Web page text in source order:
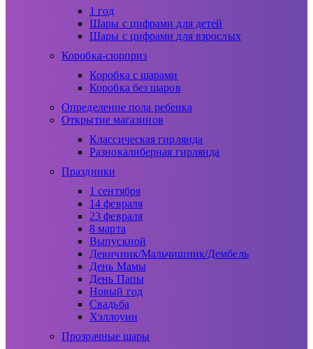
1 год
Шары с цифрами для детей
Шары с цифрами для взрослых
Коробка-сюрприз
Коробка с шарами
Коробка без шаров
Определение пола ребенка
Открытие магазинов
Классическая гирлянда
Разнокалиберная гирлянда
Праздники
1 сентября
14 февраля
23 февраля
8 марта
Выпускной
Девичник/Мальчишник/Дембель
День Мамы
День Папы
Новый год
Свадьба
Хэллоуин
Прозрачные шары